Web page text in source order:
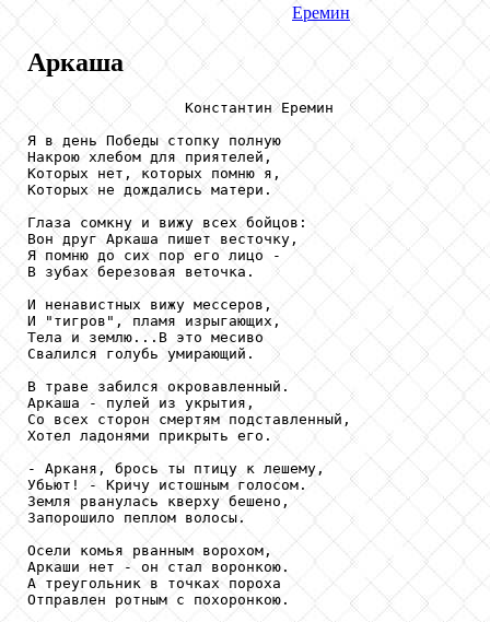
Еремин
Аркаша
                  Константин Еремин
Я в день Победы стопку полную
Накрою хлебом для приятелей,
Которых нет, которых помню я,
Которых не дождались матери.
Глаза сомкну и вижу всех бойцов:
Вон друг Аркаша пишет весточку,
Я помню до сих пор его лицо -
В зубах березовая веточка.
И ненавистных вижу мессеров,
И "тигров", пламя изрыгающих,
Тела и землю...В это месиво
Свалился голубь умирающий.
В траве забился окровавленный.
Аркаша - пулей из укрытия,
Со всех сторон смертям подставленный,
Хотел ладонями прикрыть его.
- Арканя, брось ты птицу к лешему,
Убьют! - Кричу истошным голосом.
Земля рванулась кверху бешено,
Запорошило пеплом волосы.
Осели комья рванным ворохом,
Аркаши нет - он стал воронкою.
А треугольник в точках пороха
Отправлен ротным с похоронкою.